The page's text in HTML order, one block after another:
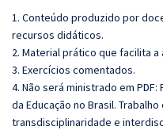
1. Conteúdo produzido por
recursos didáticos.
2. Material prático que facilita
3. Exercícios comentados.
4. Não será ministrado em PDF:
da Educação no Brasil.
transdisciplinaridade e